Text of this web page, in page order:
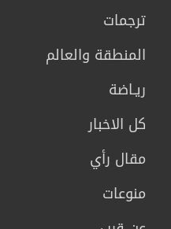
ترجمات
المنطقة والعالم
ريـاضة
كل الاخبار
مقال رأي
منوعات